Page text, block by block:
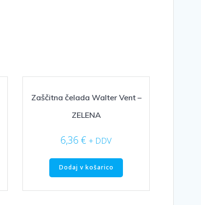
Zaščitna čelada Walter Vent –
ZELENA
6,36 € + DDV
Dodaj v košarico